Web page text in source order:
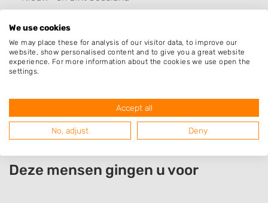
Biggekerke
Grijpskerke
Meliskerke
Deze mensen gingen u voor
We use cookies
We may place these for analysis of our visitor data, to improve our
website, show personalised content and to give you a great website
experience. For more information about the cookies we use open the
settings.
Accept all
No, adjust Deny